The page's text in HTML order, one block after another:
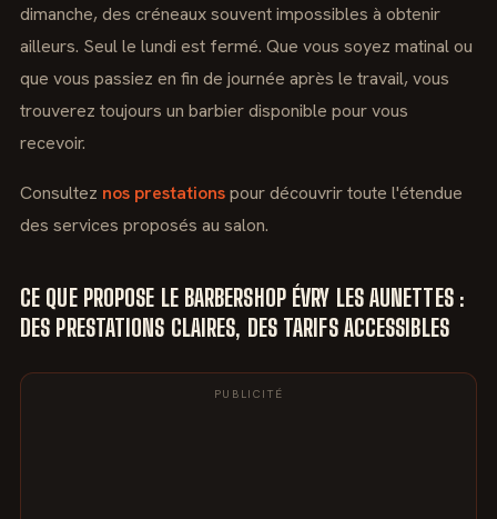
dimanche, des créneaux souvent impossibles à obtenir
ailleurs. Seul le lundi est fermé. Que vous soyez matinal ou
que vous passiez en fin de journée après le travail, vous
trouverez toujours un barbier disponible pour vous
recevoir.
Consultez nos prestationspour découvrir toute l'étendue
des services proposés au salon.
CE QUE PROPOSE LE BARBERSHOP ÉVRY LES AUNETTES :
DES PRESTATIONS CLAIRES, DES TARIFS ACCESSIBLES
PUBLICITÉ